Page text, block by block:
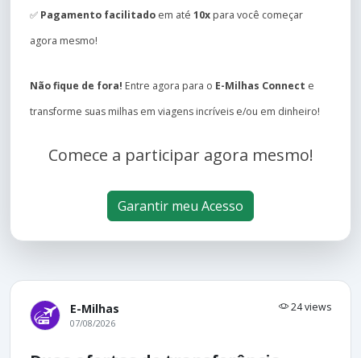
✅ Pagamento facilitado em até 10x para você começar
agora mesmo!
Não fique de fora! Entre agora para o E-Milhas Connect e
transforme suas milhas em viagens incríveis e/ou em dinheiro!
Comece a participar agora mesmo!
Garantir meu Acesso
E-Milhas 24 views
07/08/2026